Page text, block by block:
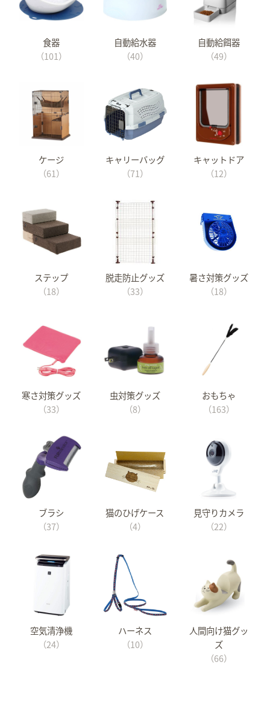
食器
（101）
自動給水器
（40）
自動給餌器
（49）
ケージ
（61）
キャリーバッグ
（71）
キャットドア
（12）
ステップ
（18）
脱走防止グッズ
（33）
暑さ対策グッズ
（18）
寒さ対策グッズ
（33）
虫対策グッズ
（8）
おもちゃ
（163）
ブラシ
（37）
猫のひげケース
（4）
見守りカメラ
（22）
空気清浄機
（24）
ハーネス
（10）
人間向け猫グッ
ズ
（66）